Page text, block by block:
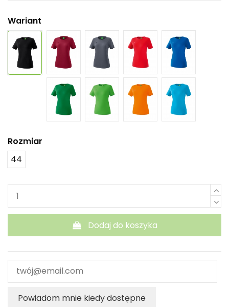
Wariant
Rozmiar
44
Dodaj do koszyka
Powiadom mnie kiedy dostępne